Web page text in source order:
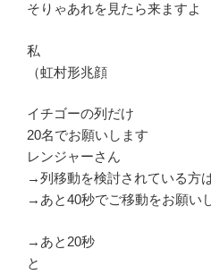
そりゃあれを見たら来ますよ
私
（虹村形兆顔
イチゴーの列だけ
20名でお願いします
レンジャーさん
→列移動を検討されている方
→あと40秒でご移動をお願い
→あと20秒
と